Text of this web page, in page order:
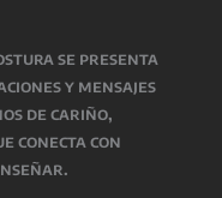
se presenta
y mensajes
de cariño,
conecta con